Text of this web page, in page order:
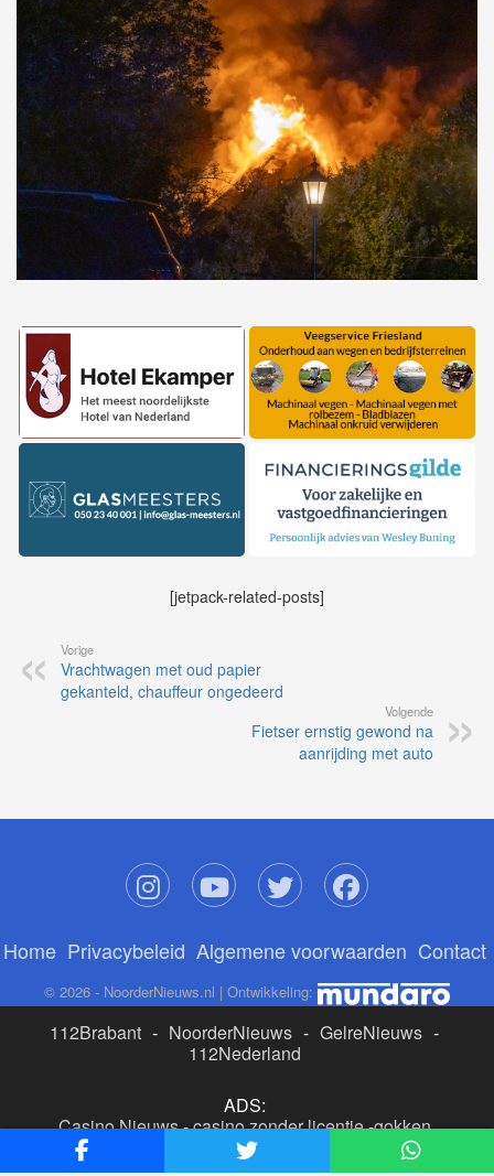
[jetpack-related-posts]
Vorige
Vrachtwagen met oud papier
gekanteld, chauffeur ongedeerd
Volgende
Fietser ernstig gewond na
aanrijding met auto
Home Privacybeleid Algemene voorwaarden Contact
© 2026 - NoorderNieuws.nl | Ontwikkeling:
112Brabant - NoorderNieuws - GelreNieuws -
112Nederland
ADS:
Casino Nieuws-casino zonder licentie-gokken
buitenlandse site
beste online casino nederland